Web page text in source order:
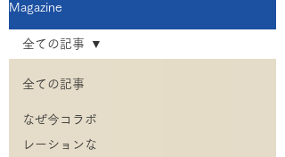
Magazine
全ての記事
なぜ今コラボ
レーションな
全ての記事